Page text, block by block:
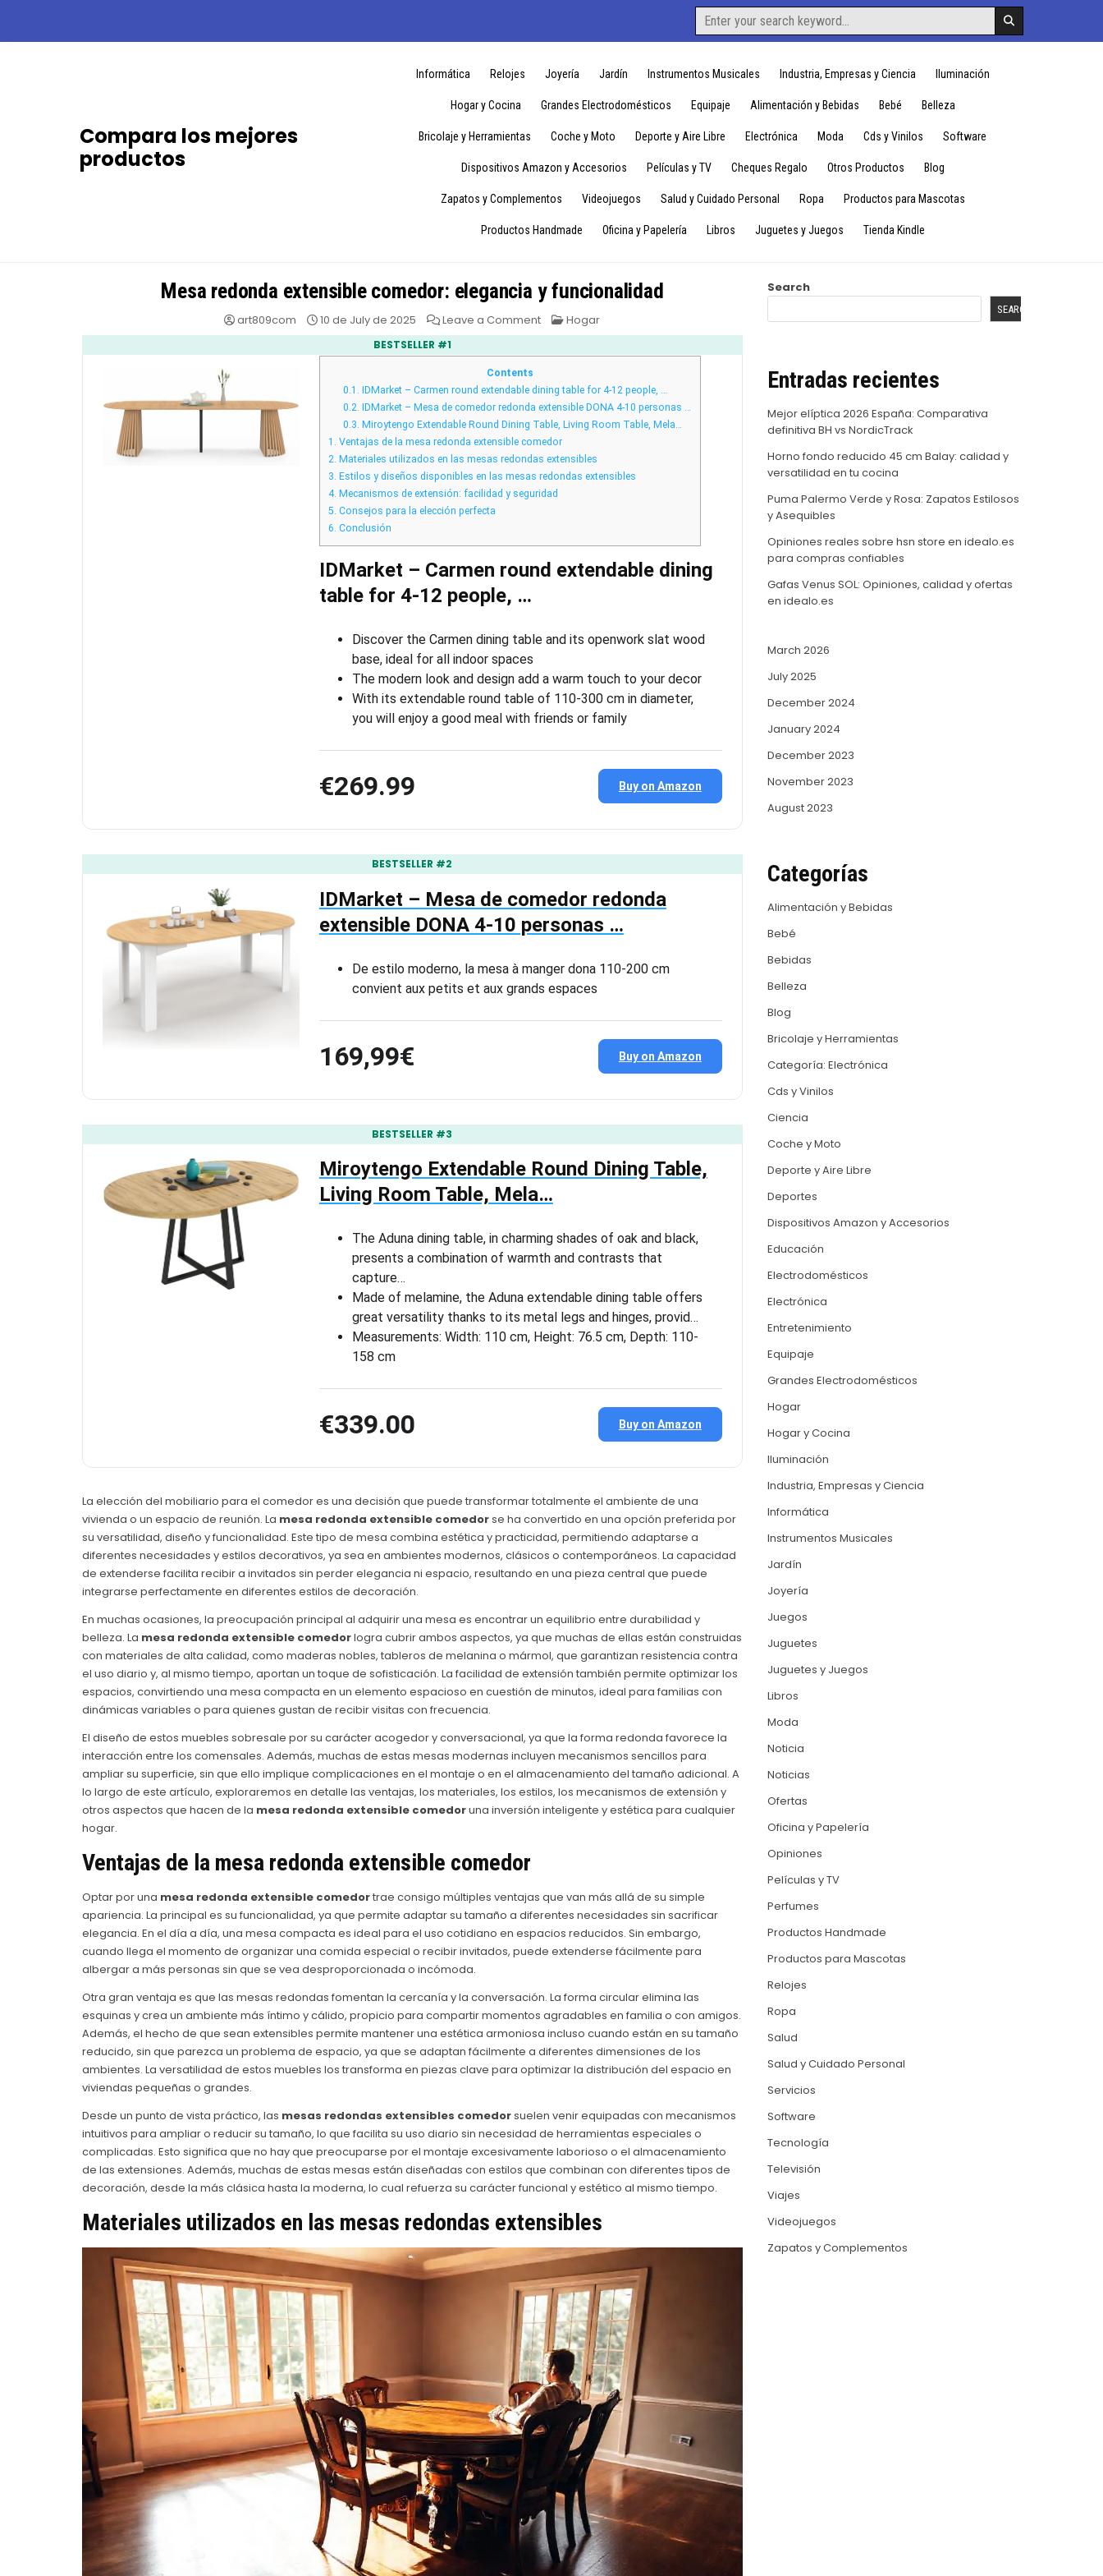
content
Search
for:
Compara los mejores
productos
Informática Relojes Joyería Jardín Instrumentos Musicales Industria, Empresas y Ciencia Iluminación
Hogar y Cocina Grandes Electrodomésticos Equipaje Alimentación y Bebidas Bebé Belleza
Bricolaje y Herramientas Coche y Moto Deporte y Aire Libre Electrónica Moda Cds y Vinilos Software
Dispositivos Amazon y Accesorios Películas y TV Cheques Regalo Otros Productos Blog
Zapatos y Complementos Videojuegos Salud y Cuidado Personal Ropa Productos para Mascotas
Productos Handmade Oficina y Papelería Libros Juguetes y Juegos Tienda Kindle
Mesa redonda extensible comedor: elegancia y funcionalidad
art809com 10 de July de 2025 Leave a Commenton
Mesa
redonda
extensible
comedor:
funcionalidad
Posted
Hogar
BESTSELLER #1
Contents
0.1. IDMarket – Carmen round extendable dining table for 4-12 people, …
0.2. IDMarket – Mesa de comedor redonda extensible DONA 4-10 personas …
0.3. Miroytengo Extendable Round Dining Table, Living Room Table, Mela…
1. Ventajas de la mesa redonda extensible comedor
2. Materiales utilizados en las mesas redondas extensibles
3. Estilos y diseños disponibles en las mesas redondas extensibles
4. Mecanismos de extensión: facilidad y seguridad
5. Consejos para la elección perfecta
6. Conclusión
IDMarket – Carmen round extendable dining
table for 4-12 people, …
Discover the Carmen dining table and its openwork slat wood
base, ideal for all indoor spaces
The modern look and design add a warm touch to your decor
With its extendable round table of 110-300 cm in diameter,
you will enjoy a good meal with friends or family
€269.99 Buy on Amazon
BESTSELLER #2
IDMarket – Mesa de comedor redonda
extensible DONA 4-10 personas …
De estilo moderno, la mesa à manger dona 110-200 cm
convient aux petits et aux grands espaces
169,99€ Buy on Amazon
BESTSELLER #3
Miroytengo Extendable Round Dining Table,
Living Room Table, Mela…
The Aduna dining table, in charming shades of oak and black,
presents a combination of warmth and contrasts that
capture…
Made of melamine, the Aduna extendable dining table offers
great versatility thanks to its metal legs and hinges, provid…
Measurements: Width: 110 cm, Height: 76.5 cm, Depth: 110-
158 cm
€339.00 Buy on Amazon
La elección del mobiliario para el comedor es una decisión que puede transformar totalmente el ambiente de una
vivienda o un espacio de reunión. La mesa redonda extensible comedorse ha convertido en una opción preferida por
su versatilidad, diseño y funcionalidad. Este tipo de mesa combina estética y practicidad, permitiendo adaptarse a
diferentes necesidades y estilos decorativos, ya sea en ambientes modernos, clásicos o contemporáneos. La capacidad
de extenderse facilita recibir a invitados sin perder elegancia ni espacio, resultando en una pieza central que puede
integrarse perfectamente en diferentes estilos de decoración.
En muchas ocasiones, la preocupación principal al adquirir una mesa es encontrar un equilibrio entre durabilidad y
belleza. La mesa redonda extensible comedorlogra cubrir ambos aspectos, ya que muchas de ellas están construidas
con materiales de alta calidad, como maderas nobles, tableros de melanina o mármol, que garantizan resistencia contra
el uso diario y, al mismo tiempo, aportan un toque de sofisticación. La facilidad de extensión también permite optimizar los
espacios, convirtiendo una mesa compacta en un elemento espacioso en cuestión de minutos, ideal para familias con
dinámicas variables o para quienes gustan de recibir visitas con frecuencia.
El diseño de estos muebles sobresale por su carácter acogedor y conversacional, ya que la forma redonda favorece la
interacción entre los comensales. Además, muchas de estas mesas modernas incluyen mecanismos sencillos para
ampliar su superficie, sin que ello implique complicaciones en el montaje o en el almacenamiento del tamaño adicional. A
lo largo de este artículo, exploraremos en detalle las ventajas, los materiales, los estilos, los mecanismos de extensión y
otros aspectos que hacen de la mesa redonda extensible comedoruna inversión inteligente y estética para cualquier
hogar.
Ventajas de la mesa redonda extensible comedor
Optar por una mesa redonda extensible comedortrae consigo múltiples ventajas que van más allá de su simple
apariencia. La principal es su funcionalidad, ya que permite adaptar su tamaño a diferentes necesidades sin sacrificar
elegancia. En el día a día, una mesa compacta es ideal para el uso cotidiano en espacios reducidos. Sin embargo,
cuando llega el momento de organizar una comida especial o recibir invitados, puede extenderse fácilmente para
albergar a más personas sin que se vea desproporcionada o incómoda.
Otra gran ventaja es que las mesas redondas fomentan la cercanía y la conversación. La forma circular elimina las
esquinas y crea un ambiente más íntimo y cálido, propicio para compartir momentos agradables en familia o con amigos.
Además, el hecho de que sean extensibles permite mantener una estética armoniosa incluso cuando están en su tamaño
reducido, sin que parezca un problema de espacio, ya que se adaptan fácilmente a diferentes dimensiones de los
ambientes. La versatilidad de estos muebles los transforma en piezas clave para optimizar la distribución del espacio en
viviendas pequeñas o grandes.
Desde un punto de vista práctico, las mesas redondas extensibles comedorsuelen venir equipadas con mecanismos
intuitivos para ampliar o reducir su tamaño, lo que facilita su uso diario sin necesidad de herramientas especiales o
complicadas. Esto significa que no hay que preocuparse por el montaje excesivamente laborioso o el almacenamiento
de las extensiones. Además, muchas de estas mesas están diseñadas con estilos que combinan con diferentes tipos de
decoración, desde la más clásica hasta la moderna, lo cual refuerza su carácter funcional y estético al mismo tiempo.
Materiales utilizados en las mesas redondas extensibles
Search
SEARCH
Entradas recientes
Mejor elíptica 2026 España: Comparativa
definitiva BH vs NordicTrack
Horno fondo reducido 45 cm Balay: calidad y
versatilidad en tu cocina
Puma Palermo Verde y Rosa: Zapatos Estilosos
y Asequibles
Opiniones reales sobre hsn store en idealo.es
para compras confiables
Gafas Venus SOL: Opiniones, calidad y ofertas
en idealo.es
March 2026
July 2025
December 2024
January 2024
December 2023
November 2023
August 2023
Categorías
Alimentación y Bebidas
Bebé
Bebidas
Belleza
Blog
Bricolaje y Herramientas
Categoría: Electrónica
Cds y Vinilos
Ciencia
Coche y Moto
Deporte y Aire Libre
Deportes
Dispositivos Amazon y Accesorios
Educación
Electrodomésticos
Electrónica
Entretenimiento
Equipaje
Grandes Electrodomésticos
Hogar
Hogar y Cocina
Iluminación
Industria, Empresas y Ciencia
Informática
Instrumentos Musicales
Jardín
Joyería
Juegos
Juguetes
Juguetes y Juegos
Libros
Moda
Noticia
Noticias
Ofertas
Oficina y Papelería
Opiniones
Películas y TV
Perfumes
Productos Handmade
Productos para Mascotas
Relojes
Ropa
Salud
Salud y Cuidado Personal
Servicios
Software
Tecnología
Televisión
Viajes
Videojuegos
Zapatos y Complementos